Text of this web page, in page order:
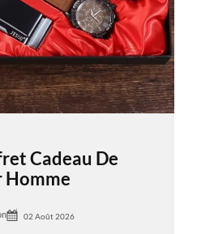
Cadeau De
Homme
02 Août 2026